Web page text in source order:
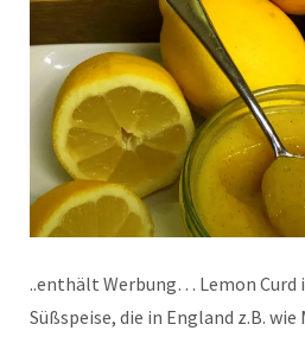
..enthält Werbung… Lemon Curd
Süßspeise, die in England z.B. wie